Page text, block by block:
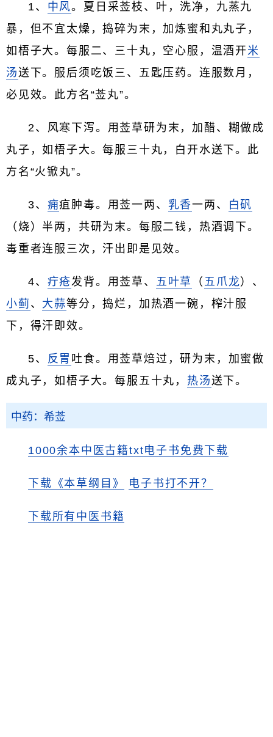
1、 中风。夏日采莶枝、叶，洗净，九蒸九
暴，但不宜太燥，捣碎为末，加炼蜜和丸丸子，
如梧子大。每服二、三十丸，空心服，温酒开米
汤送下。服后须吃饭三、五匙压药。连服数月，
必见效。此方名“莶丸”。
2、风寒下泻。用莶草研为末，加醋、糊做成
丸子，如梧子大。每服三十丸，白开水送下。此
方名“火锨丸”。
3、 痈疽肿毒。用莶一两、 乳香一两、
白矾
（烧）半两，共研为末。每服二钱，热酒调下。
毒重者连服三次，汗出即是见效。
4、 疔疮发背。用莶草、 五叶草 （ 五爪龙）、
小蓟 、 大蒜等分，捣烂，加热酒一碗，榨汁服
下，得汗即效。
5、 反胃 吐食。用莶草焙过，研为末，加蜜做
成丸子，如梧子大。每服五十丸， 热汤送下。
中药：希莶
1000余本中医古籍txt电子书免费下载
下载《本草纲目》 电子书打不开？
下载所有中医书籍